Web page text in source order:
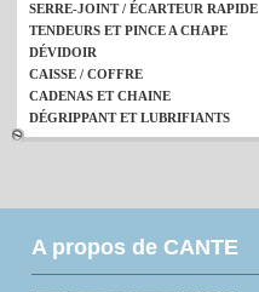
SERRE-JOINT / ÉCARTEUR RAPIDE
TENDEURS ET PINCE A CHAPE
DÉVIDOIR
CAISSE / COFFRE
CADENAS ET CHAINE
DÉGRIPPANT ET LUBRIFIANTS
A propos de CANTE